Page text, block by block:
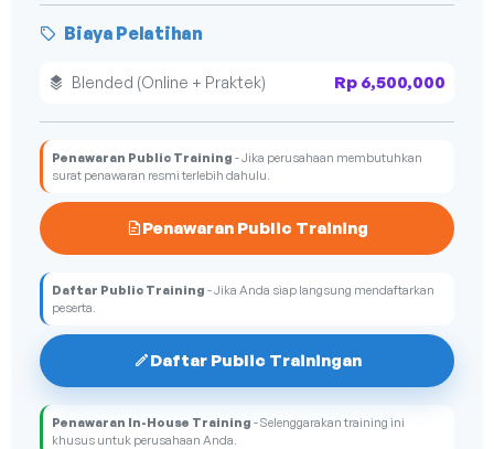
Biaya Pelatihan
Blended (Online + Praktek) Rp 6,500,000
Penawaran Public Training - Jika perusahaan membutuhkan
surat penawaran resmi terlebih dahulu.
Penawaran Public Training
Daftar Public Training - Jika Anda siap langsung mendaftarkan
peserta.
Daftar Public Trainingan
Penawaran In-House Training - Selenggarakan training ini
khusus untuk perusahaan Anda.